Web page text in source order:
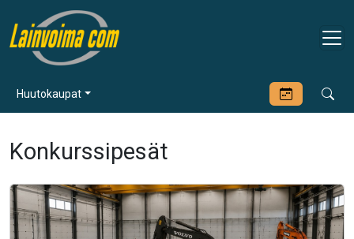
Huutokaupat
Konkurssipesät